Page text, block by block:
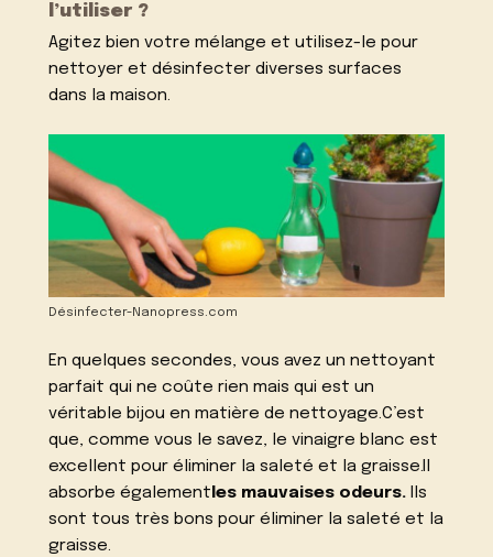
l’utiliser ?
Agitez bien votre mélange et utilisez-le pour
nettoyer et désinfecter diverses surfaces
dans la maison.
Désinfecter-Nanopress.com
En quelques secondes, vous avez un nettoyant
parfait qui ne coûte rien mais qui est un
véritable bijou en matière de nettoyage.C’est
que, comme vous le savez, le vinaigre blanc est
excellent pour éliminer la saleté et la graisse.Il
absorbe égalementles mauvaises odeurs. Ils
sont tous très bons pour éliminer la saleté et la
graisse.